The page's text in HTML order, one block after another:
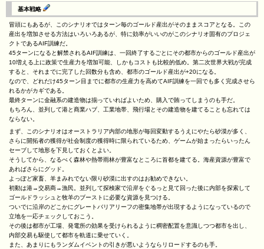
基本戦略
冒頭にもあるが、このシナリオではターン毎のゴールド産出がそのままスコアとなる。この
産出を増加させる方法はいろいろあるが、特に効率がいいのがこのシナリオ固有のプロジェ
クトであるAIF訓練だ。
45ターンになると解禁されるAIF訓練は、一回終了するごとにその都市からのゴールド産出が
10増える上に政策で生産力を増加可能、しかもコストも比較的低め。第二次世界大戦が完成
すると、それまでに完了した回数分も含め、都市のゴールド産出が+20になる。
なので、どれだけ45ターン目までに都市の生産力を高めてAIF訓練を一回でも多く完成させら
れるかがカギである。
最終ターンに金融系の建造物は揃っていればよいため、購入で賄ってしまうのも手だ。
もちろん、並列して港と商業ハブ、工業地帯、飛行場とその建造物を建てることも忘れては
ならない。
まず、このシナリオはオーストラリア内部の地形が毎回変動するうえにやたら砂漠が多く、
さらに開拓者の獲得が社会制度の獲得時に限られているため、ゲームが始まったらいったん
セーブして地形を下見しておくとよい。
そうしてから、なるべく森林や熱帯雨林が豊富なところに首都を建てる。海産資源が豊富で
あればさらにグッド。
よっぽど家畜、羊まみれでない限り砂漠に出すのはお勧めできない。
初動は港→交易商→漁民。並列して探検家で沿岸をぐるっと見て回った後に内部を探索して
ゴールドラッシュと牧羊のブーストに必要な資源を見つける。
ついでに沿岸のどこかにグレートバリアリーフの密集地帯が出現するようになっているので
立地を一応チェックしておこう。
その後は都市が工場、発電所の効果を受けられるように稠密配置を意識しつつ都市を出し、
内部交易も駆使して都市を軌道に乗せていく。
また、あまりにもランダムイベントの引きが悪いようならリロードするのも手。